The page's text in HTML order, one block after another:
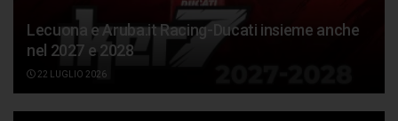
Lecuona e Aruba.it Racing-Ducati insieme anche
nel 2027 e 2028
22 LUGLIO 2026